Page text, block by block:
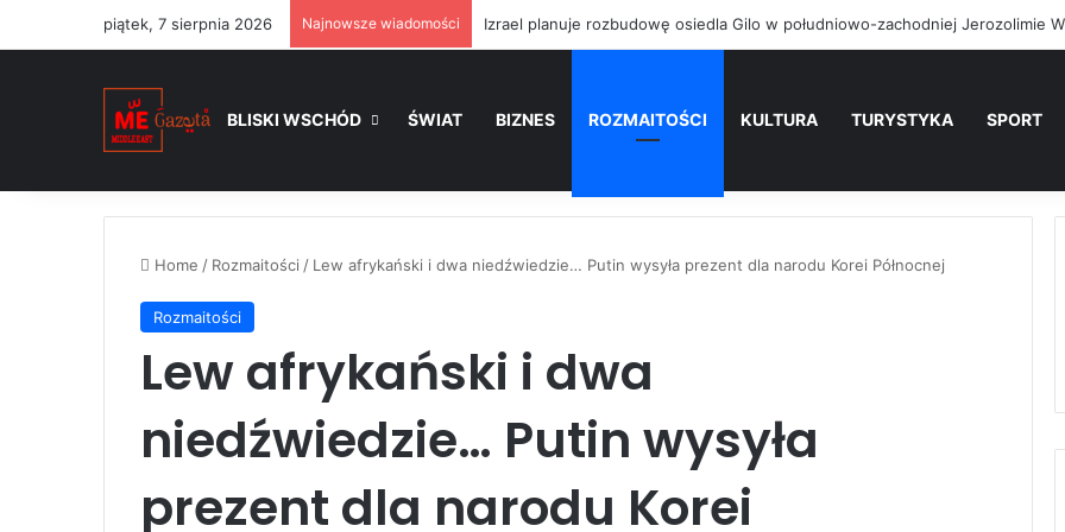
piątek, 7 sierpnia 2026 Najnowsze wiadomości
BLISKI WSCHÓD ŚWIAT BIZNES ROZMAITOŚCI KULTURA TURYSTYKA SPORT
Home / Rozmaitości / Lew afrykański i dwa niedźwiedzie… Putin wysyła prezent dla narodu Korei Północnej
Rozmaitości
Lew afrykański i dwa
niedźwiedzie… Putin wysyła
prezent dla narodu Korei